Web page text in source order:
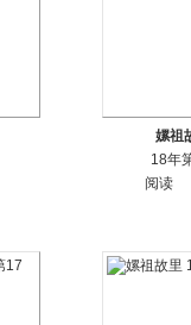
嫘祖
18年
阅读